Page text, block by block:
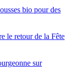
bio pour des
le retour de la Fête
sur